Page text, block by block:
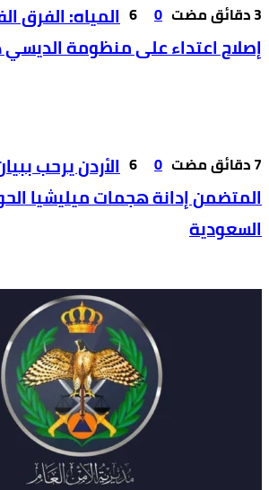
0
6 المياه: الفرق
إصلاح اعتداء على منظومة
0
6 الأردن يرحب
المتضمن إدانة هجمات ميليشيا
السعودية